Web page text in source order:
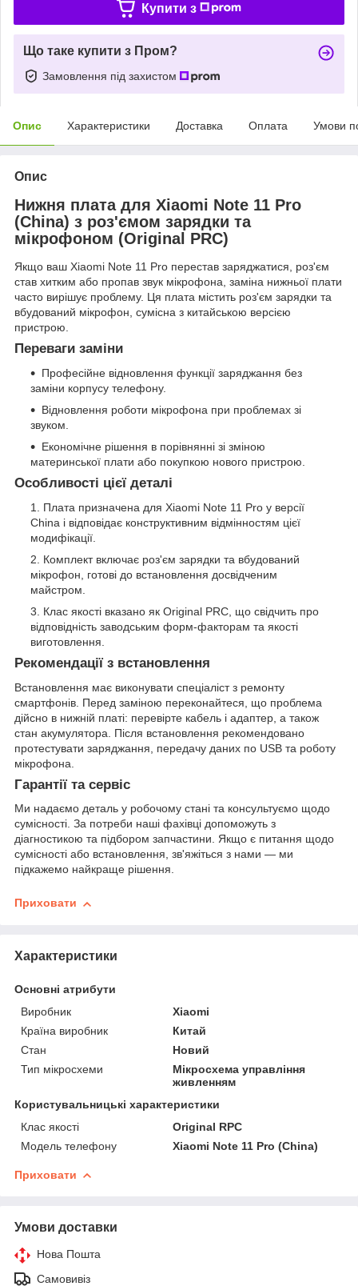
Купити з
Що таке купити з Пром?
Замовлення під захистом
Опис Характеристики Доставка Оплата Умови
Опис
Нижня плата для Xiaomi Note 11 Pro
(China) з роз'ємом зарядки та
мікрофоном (Original PRC)
Якщо ваш Xiaomi Note 11 Pro перестав заряджатися, роз'єм
став хитким або пропав звук мікрофона, заміна нижньої плати
часто вирішує проблему. Ця плата містить роз'єм зарядки та
вбудований мікрофон, сумісна з китайською версією
пристрою.
Переваги заміни
Професійне відновлення функції заряджання без
заміни корпусу телефону.
Відновлення роботи мікрофона при проблемах зі
звуком.
Економічне рішення в порівнянні зі зміною
материнської плати або покупкою нового пристрою.
Особливості цієї деталі
Плата призначена для Xiaomi Note 11 Pro у версії
China і відповідає конструктивним відмінностям цієї
модифікації.
Комплект включає роз'єм зарядки та вбудований
мікрофон, готові до встановлення досвідченим
майстром.
Клас якості вказано як Original PRC, що свідчить про
відповідність заводським форм-факторам та якості
виготовлення.
Рекомендації з встановлення
Встановлення має виконувати спеціаліст з ремонту
смартфонів. Перед заміною переконайтеся, що проблема
дійсно в нижній платі: перевірте кабель і адаптер, а також
стан акумулятора. Після встановлення рекомендовано
протестувати заряджання, передачу даних по USB та роботу
мікрофона.
Гарантії та сервіс
Ми надаємо деталь у робочому стані та консультуємо щодо
сумісності. За потреби наші фахівці допоможуть з
діагностикою та підбором запчастини. Якщо є питання щодо
сумісності або встановлення, зв'яжіться з нами — ми
підкажемо найкраще рішення.
Приховати
Характеристики
Основні атрибути
Виробник
Xiaomi
Країна виробник
Китай
Стан
Новий
Тип мікросхеми
Мікросхема управління
живленням
Користувальницькі характеристики
Клас якості
Original RPC
Модель телефону
Xiaomi Note 11 Pro (China)
Приховати
Умови доставки
Нова Пошта
Самовивіз